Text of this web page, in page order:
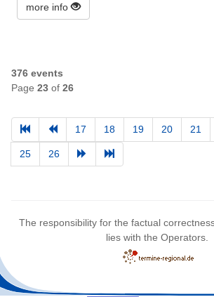
more info
376 events
Page 23 of 26
17 18 19 20 21
25 26
The responsibility for the factual
lies with the Operators.